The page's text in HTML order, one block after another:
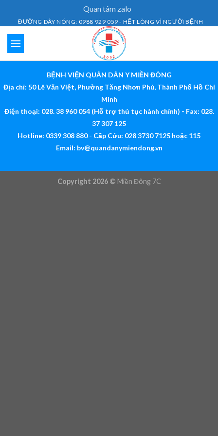
Quan tâm zalo
ĐƯỜNG DÂY NÓNG: 0988 929 059 - HẾT LÒNG VÌ NGƯỜI BỆNH
BỆNH VIỆN QUÂN DÂN Y MIỀN ĐÔNG
Địa chỉ: 50 Lê Văn Việt, Phường Tăng Nhơn Phú, Thành Phố Hồ Chí
Minh
Điện thoại: 028. 38 960 054 (Hỗ trợ thủ tục hành chính) - Fax: 028.
37 307 125
Hotline: 0339 308 880 - Cấp Cứu: 028 3730 7125 hoặc 115
Email: bv@quandanymiendong.vn
Copyright 2026 © Miền Đông 7C